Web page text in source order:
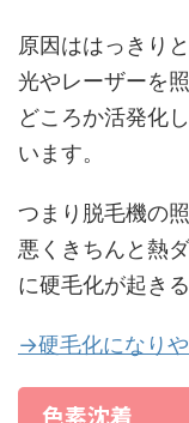
原因ははっきり
光やレーザーを
どころか活発化
います。
つまり脱毛機の
悪くきちんと熱
に硬毛化が起き
→硬毛化になり
色素沈着